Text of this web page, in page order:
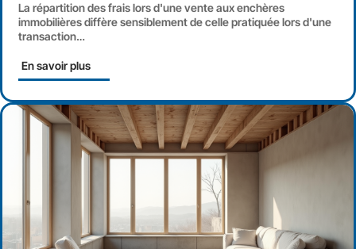
La répartition des frais lors d'une vente aux enchères
immobilières diffère sensiblement de celle pratiquée lors d'une
transaction…
En savoir plus